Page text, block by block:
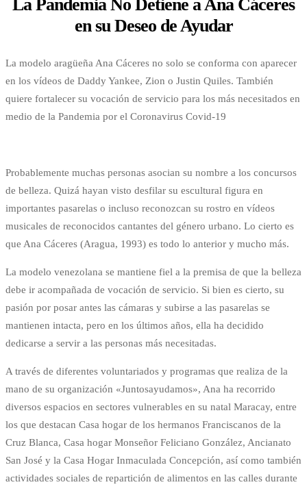
La Pandemia No Detiene a Ana Cáceres
en su Deseo de Ayudar
La modelo aragüeña Ana Cáceres no solo se conforma con aparecer
en los vídeos de Daddy Yankee, Zion o Justin Quiles. También
quiere fortalecer su vocación de servicio para los más necesitados en
medio de la Pandemia por el Coronavirus Covid-19
Probablemente muchas personas asocian su nombre a los concursos
de belleza. Quizá hayan visto desfilar su escultural figura en
importantes pasarelas o incluso reconozcan su rostro en vídeos
musicales de reconocidos cantantes del género urbano. Lo cierto es
que Ana Cáceres (Aragua, 1993) es todo lo anterior y mucho más.
La modelo venezolana se mantiene fiel a la premisa de que la belleza
debe ir acompañada de vocación de servicio. Si bien es cierto, su
pasión por posar antes las cámaras y subirse a las pasarelas se
mantienen intacta, pero en los últimos años, ella ha decidido
dedicarse a servir a las personas más necesitadas.
A través de diferentes voluntariados y programas que realiza de la
mano de su organización «Juntosayudamos», Ana ha recorrido
diversos espacios en sectores vulnerables en su natal Maracay, entre
los que destacan Casa hogar de los hermanos Franciscanos de la
Cruz Blanca, Casa hogar Monseñor Feliciano González, Ancianato
San José y la Casa Hogar Inmaculada Concepción, así como también
actividades sociales de repartición de alimentos en las calles durante